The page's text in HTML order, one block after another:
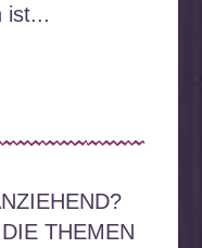
ist...
THEMEN